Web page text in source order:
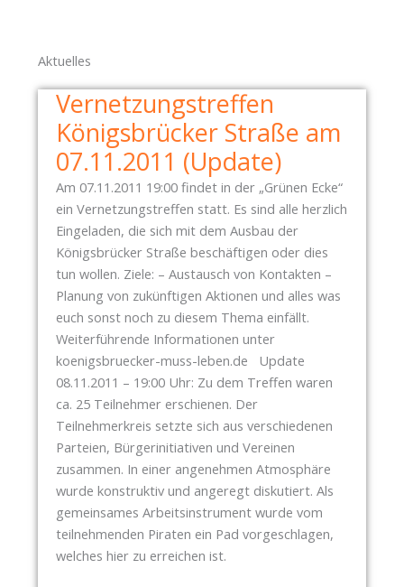
Aktuelles
Vernetzungstreffen
Königsbrücker Straße am
07.11.2011 (Update)
Am 07.11.2011 19:00 findet in der „Grünen Ecke“
ein Vernetzungstreffen statt. Es sind alle herzlich
Eingeladen, die sich mit dem Ausbau der
Königsbrücker Straße beschäftigen oder dies
tun wollen. Ziele: – Austausch von Kontakten –
Planung von zukünftigen Aktionen und alles was
euch sonst noch zu diesem Thema einfällt.
Weiterführende Informationen unter
koenigsbruecker-muss-leben.de Update
08.11.2011 – 19:00 Uhr: Zu dem Treffen waren
ca. 25 Teilnehmer erschienen. Der
Teilnehmerkreis setzte sich aus verschiedenen
Parteien, Bürgerinitiativen und Vereinen
zusammen. In einer angenehmen Atmosphäre
wurde konstruktiv und angeregt diskutiert. Als
gemeinsames Arbeitsinstrument wurde vom
teilnehmenden Piraten ein Pad vorgeschlagen,
welches hier zu erreichen ist.